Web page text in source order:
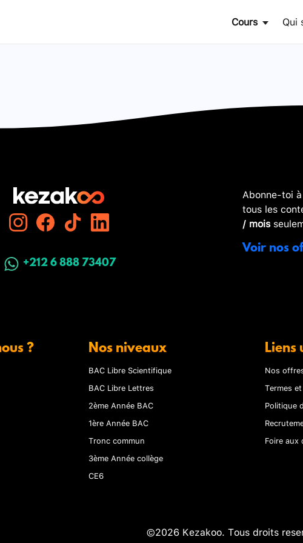
Cours Qui
+212 6 888 73407
Abonne-toi
tous les
/ mois
Voir nos
? Nos niveaux
BAC Libre Scientifique
BAC Libre Lettres
2ème Année BAC
1ère Année BAC
Tronc commun
3ème Année collège
CE6
Liens
Nos
Termes
Politique
Foire
©2026 Kezakoo. Tous droits